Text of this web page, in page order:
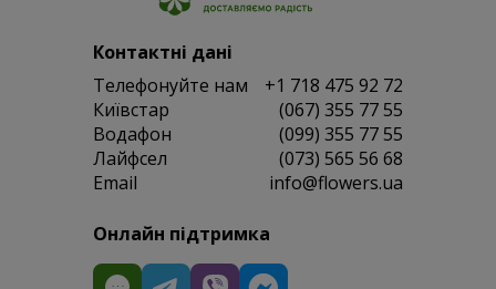
Контактні дані
Телефонуйте нам
+1 718 475 92 72
Київстар
(067) 355 77 55
Водафон
(099) 355 77 55
Лайфсел
(073) 565 56 68
Email
info@flowers.ua
Онлайн підтримка